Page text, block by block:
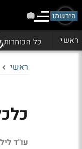
הירשמו
ראשי כל הכותרות
ראשי
עו"ד